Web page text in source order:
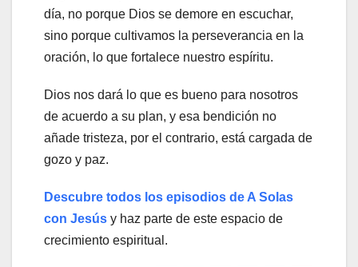
día, no porque Dios se demore en escuchar,
sino porque cultivamos la perseverancia en la
oración, lo que fortalece nuestro espíritu.
Dios nos dará lo que es bueno para nosotros
de acuerdo a su plan, y esa bendición no
añade tristeza, por el contrario, está cargada de
gozo y paz.
Descubre todos los episodios de A Solas
con Jesús y haz parte de este espacio de
crecimiento espiritual.